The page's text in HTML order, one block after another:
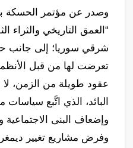
وصدر عن مؤتمر الحسكة
“العمق التاريخي
شرقي سوريا؛ إلى جانب
تعرضت لها من قبل
عقود طويلة من الزمن،
البائد، الذي اتَّبع
وإضعاف البنى الاجتماعية
وفرض مشاريع تغيير